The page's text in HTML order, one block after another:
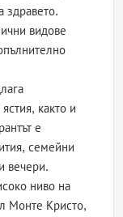
здравето.
видове
както и
е
семейни
вечери.
ниво на
Монте Кристо,